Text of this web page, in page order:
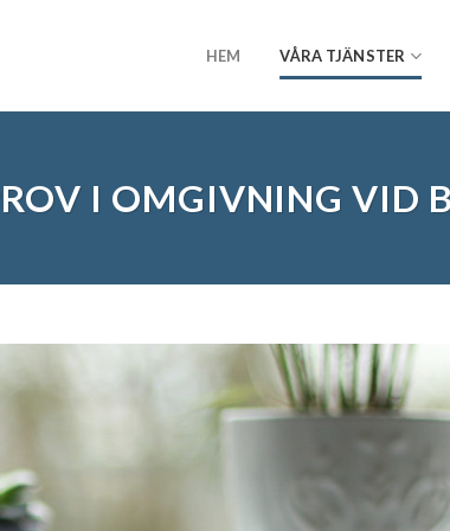
HEM VÅRA TJÄNSTER
I OMGIVNING VID